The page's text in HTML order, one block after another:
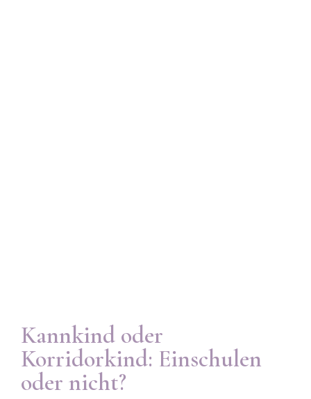
Kannkind oder
Korridorkind: Einschulen
oder nicht?